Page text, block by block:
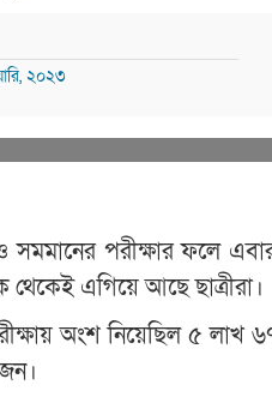
২০২৩
সমমানের পরীক্ষার ফলে
এগিয়ে আছে ছাত্রীরা।
অংশ নিয়েছিল ৫ লাখ